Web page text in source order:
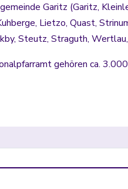
Garitz (Garitz,
Lietzo, Quast,
Steutz, Straguth,
gehören ca.